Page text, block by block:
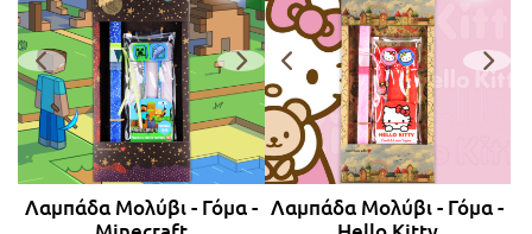
Λαμπάδα Μολύβι - Γόμα - Λαμπάδα Μολύβι - Γόμα -